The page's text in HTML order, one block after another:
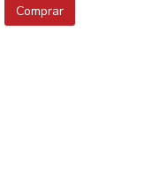
Comprar